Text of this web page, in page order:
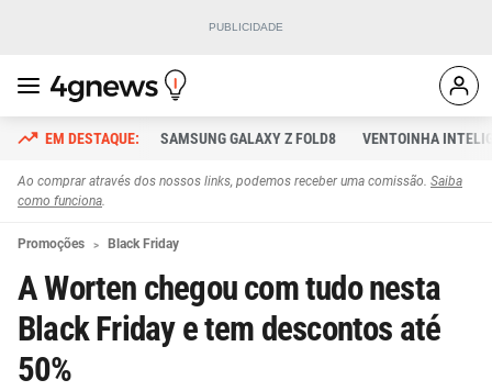
SAMSUNG GALAXY Z FOLD8 VENTOINHA
Ao comprar através dos nossos links, podemos receber uma comissão. Saiba
como funciona.
Promoções Black Friday
A Worten chegou com tudo nesta
Black Friday e tem descontos até
50%